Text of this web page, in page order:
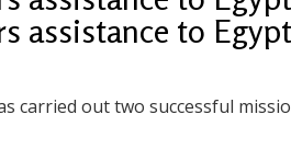
assistance to
carried out two successful